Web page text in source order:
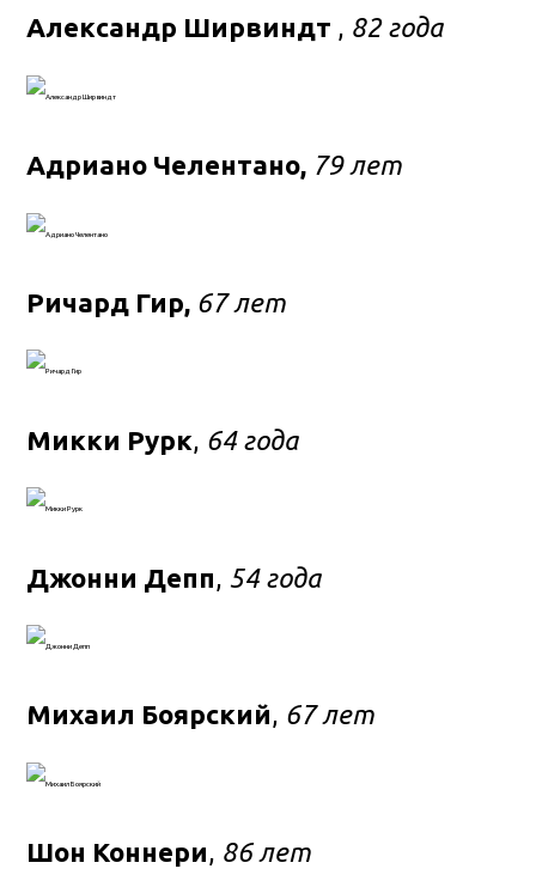
Александр Ширвиндт , 82 года
Адриано Челентано, 79 лет
Ричард Гир, 67 лет
Микки Рурк, 64 года
Джонни Депп, 54 года
Михаил Боярский, 67 лет
Шон Коннери, 86 лет